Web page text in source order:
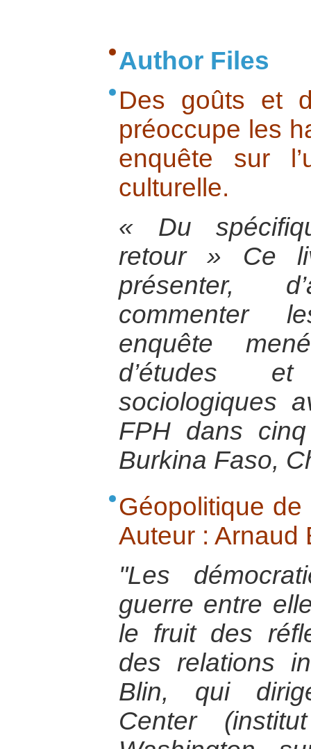
Author Files
Des goûts et
préoccupe les
enquête sur
culturelle.
« Du
retour » Ce
présenter,
commenter
enquête
d’études
sociologiques
FPH dans
Burkina Faso,
Géopolitique
Auteur : Arnaud
"Les
guerre entre
le fruit des
des relations
Blin, qui
Center